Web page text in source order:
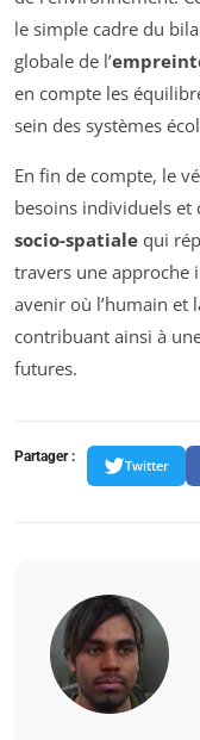
le simple cadre du
globale de l’
en compte les
sein des systèmes
En fin de compte, le
besoins individuels et
socio-spatiale qui
travers une approche
avenir où l’humain et
contribuant ainsi à
futures.
Partager :
Twitter